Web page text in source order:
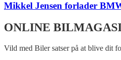
Mikkel Jensen forlader
ONLINE
Vild med Biler satser på at blive dit